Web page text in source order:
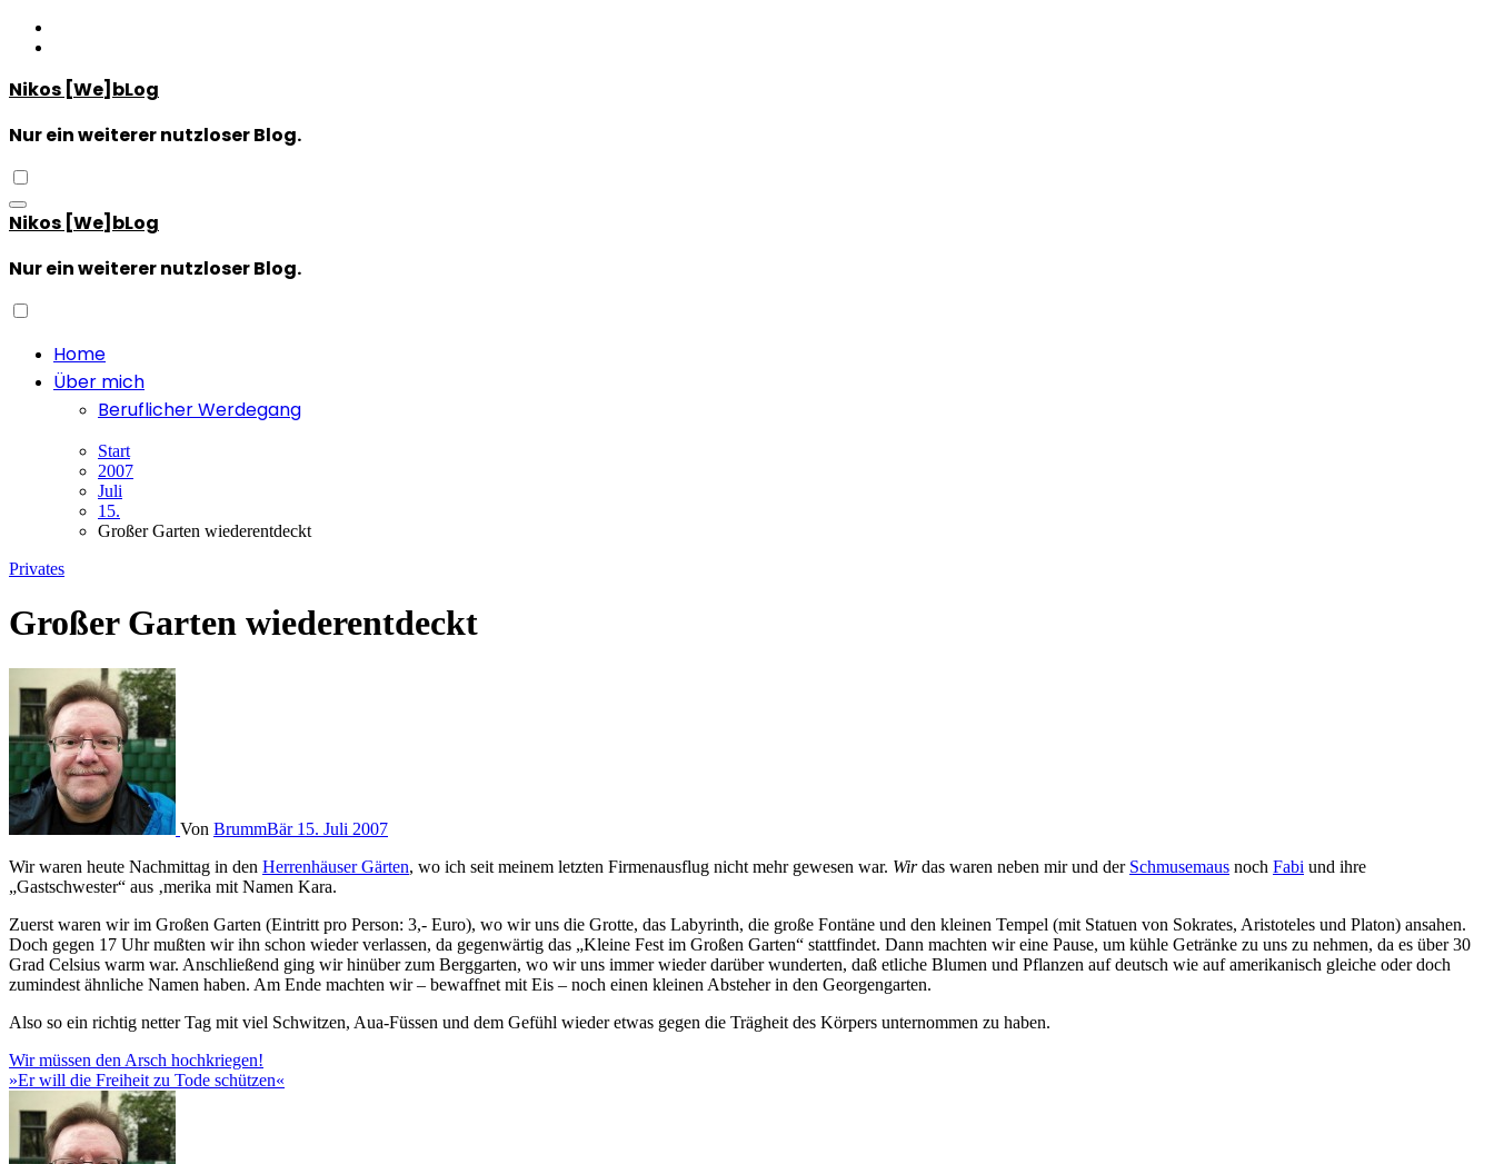
Zum
Inhalt
Nikos [We]bLog
Nur ein weiterer nutzloser Blog.
Nikos [We]bLog
Nur ein weiterer nutzloser Blog.
Home
Über mich
Beruflicher Werdegang
Start
2007
Juli
15.
Großer Garten wiederentdeckt
Privates
Großer Garten wiederentdeckt
Von BrummBär 15. Juli 2007
Wir waren heute Nachmittag in den Herrenhäuser Gärten, wo ich seit meinem letzten Firmenausflug nicht mehr gewesen war. Wirdas waren neben mir und der Schmusemaus noch Fabi und ihre
„Gastschwester“ aus ‚merika mit Namen Kara.
Zuerst waren wir im Großen Garten (Eintritt pro Person: 3,- Euro), wo wir uns die Grotte, das Labyrinth, die große Fontäne und den kleinen Tempel (mit Statuen von Sokrates, Aristoteles und Platon) ansahen.
Doch gegen 17 Uhr mußten wir ihn schon wieder verlassen, da gegenwärtig das „Kleine Fest im Großen Garten“ stattfindet. Dann machten wir eine Pause, um kühle Getränke zu uns zu nehmen, da es über 30
Grad Celsius warm war. Anschließend ging wir hinüber zum Berggarten, wo wir uns immer wieder darüber wunderten, daß etliche Blumen und Pflanzen auf deutsch wie auf amerikanisch gleiche oder doch
zumindest ähnliche Namen haben. Am Ende machten wir – bewaffnet mit Eis – noch einen kleinen Absteher in den Georgengarten.
Also so ein richtig netter Tag mit viel Schwitzen, Aua-Füssen und dem Gefühl wieder etwas gegen die Trägheit des Körpers unternommen zu haben.
Beitragsnavigation
Wir müssen den Arsch hochkriegen!
»Er will die Freiheit zu Tode schützen«